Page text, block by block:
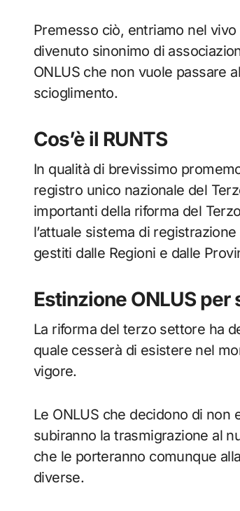
Premesso ciò, entriamo nel
divenuto sinonimo di
ONLUS che non vuole passare
scioglimento.
Cos’è il RUNTS
In qualità di brevissimo
registro unico nazionale del
importanti della riforma del
l’attuale sistema di
gestiti dalle Regioni e dalle
Estinzione ONLUS
La riforma del terzo settore ha
quale cesserà di esistere nel
vigore.
Le ONLUS che decidono di non
subiranno la trasmigrazione al
che le porteranno comunque
diverse.